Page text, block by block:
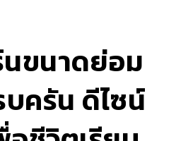
นขนาดย่อม
ครัน ดีไซน์